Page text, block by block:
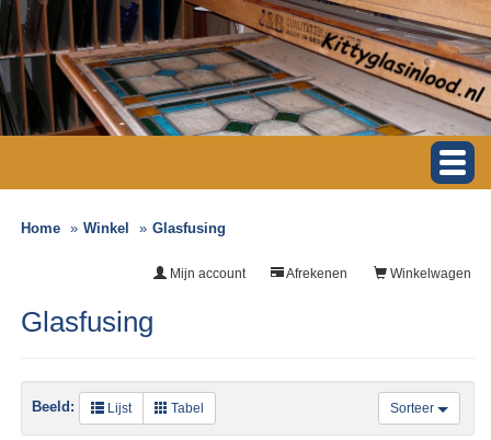
Home Winkel Glasfusing
Winkelwagen
Afrekenen
Mijn account
Glasfusing
Sorteer
Beeld: Lijst Tabel